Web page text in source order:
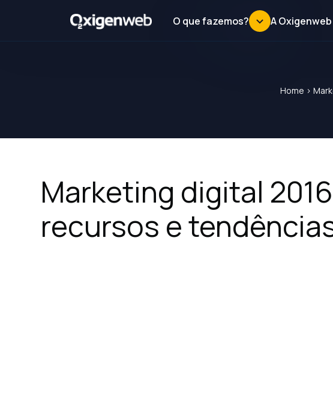
O que fazemos? A Oxigenweb
Home >
Marketing digital
recursos e